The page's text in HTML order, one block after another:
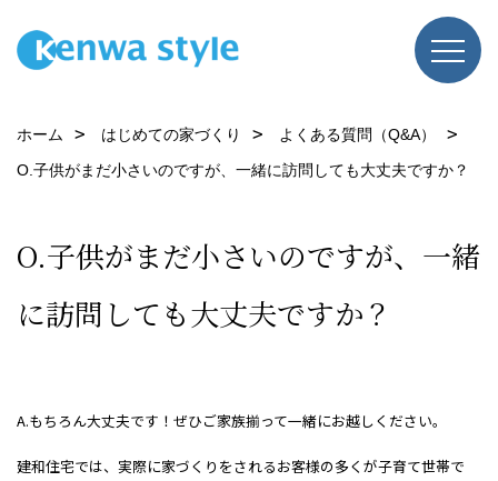
ホーム はじめての家づくり
よくある質問（Q&A）
O.子供がまだ小さいのですが、一緒に訪問しても大丈夫ですか？
O.子供がまだ小さいのですが、一緒
に訪問しても大丈夫ですか？
A.もちろん大丈夫です！ぜひご家族揃って一緒にお越しください。
建和住宅では、実際に家づくりをされるお客様の多くが子育て世帯で